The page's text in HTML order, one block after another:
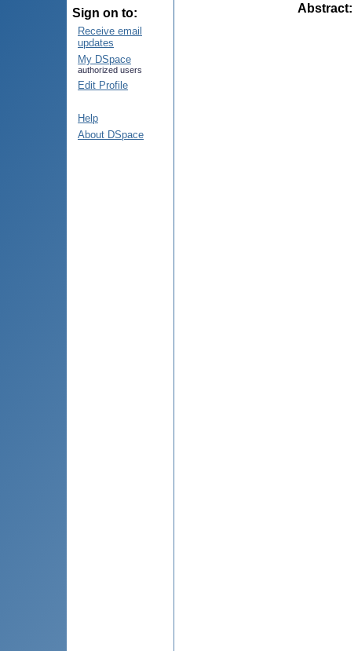
Sign on to:
Receive email
updates
My DSpace
authorized users
Edit Profile
Help
About DSpace
Abstract: